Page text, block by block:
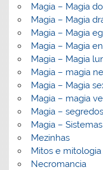
Magia – Magia
Magia – Magia
Magia – Magia
Magia – Magia
Magia – Magia
Magia – magia
Magia – Magia
Magia – magia
Magia –
Magia –
Mezinhas
Mitos e mitologia
Necromancia